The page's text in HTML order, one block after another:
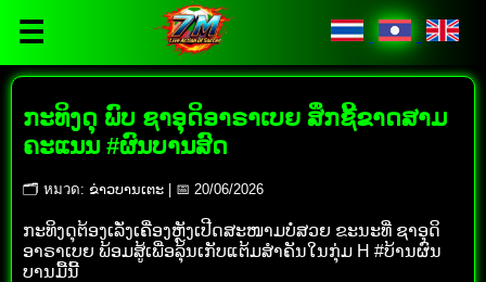
☰
ກະທິງດຸ ພົບ ຊາອຸດິອາຣາເບຍ ສຶກຊີ້ຂາດສາມ
ຄະແນນ #ຜົນບານສົດ
🗂 หมวด: ຂ່າວບານເຕະ | 📅 20/06/2026
ກະທິງດຸຕ້ອງເລັ່ງເຄື່ອງຫຼັງເປີດສະໜາມບໍ່ສວຍ ຂະນະທີ່ ຊາອຸດິ
ອາຣາເບຍ ພ້ອມສູ້ເພື່ອລຸ້ນເກັບແຕ້ມສຳຄັນໃນກຸ່ມ H #ບ້ານຜົນ
ບານມື້ນີ້